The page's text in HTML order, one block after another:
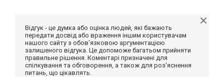
Відгук - це думка або оцінка людей, які бажають
передати досвід або враження іншим користувачам
нашого сайту з обов'язковою аргументацією
залишеного відгука. Це допоможе багатьом прийняти
правильне рішення. Коментарі призначені для
спілкування та обговорення, а також для роз'яснення
питань, що цікавлять.